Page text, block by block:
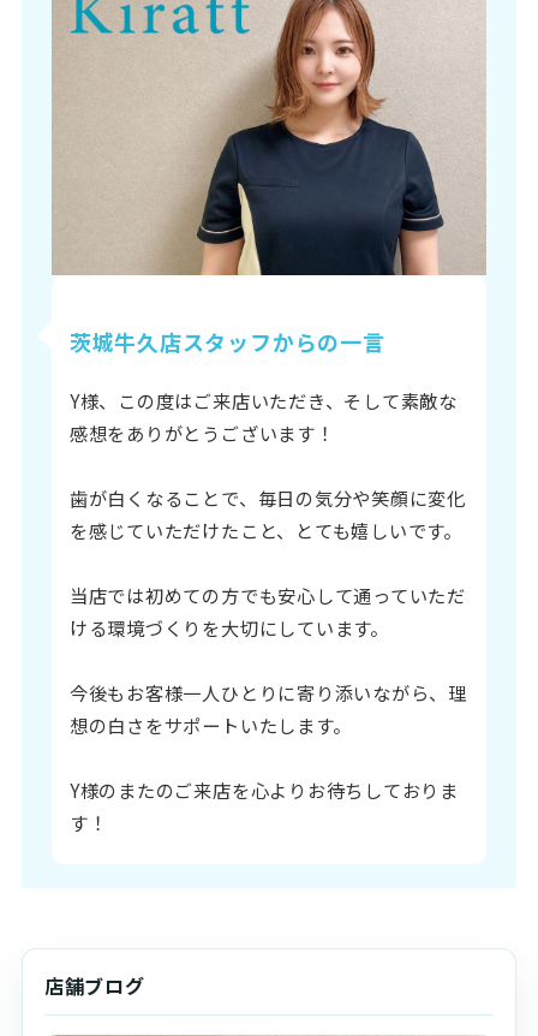
茨城牛久店スタッフからの一言
Y様、この度はご来店いただき、そして素敵な
感想をありがとうございます！
歯が白くなることで、毎日の気分や笑顔に変化
を感じていただけたこと、とても嬉しいです。
当店では初めての方でも安心して通っていただ
ける環境づくりを大切にしています。
今後もお客様一人ひとりに寄り添いながら、理
想の白さをサポートいたします。
Y様のまたのご来店を心よりお待ちしておりま
す！
店舗ブログ